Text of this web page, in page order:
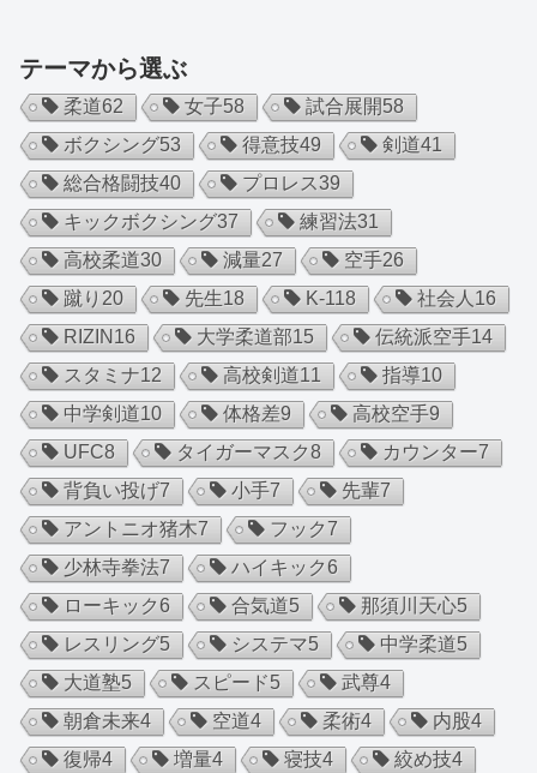
テーマから選ぶ
柔道62 女子58 試合展開58
ボクシング53 得意技49 剣道41
総合格闘技40 プロレス39
キックボクシング37 練習法31
高校柔道30 減量27 空手26
蹴り 20 先生18 K-118 社会人 16
RIZIN 16 大学柔道部15 伝統派空手14
スタミナ12 高校剣道11 指導10
中学剣道10 体格差9 高校空手9
UFC8 タイガーマスク8 カウンター7
背負い投げ7 小手7 先輩7
アントニオ猪木7 フック7
少林寺拳法7 ハイキック6
ローキック6 合気道5 那須川天心5
レスリング5 システマ5 中学柔道5
大道塾5 スピード5 武尊4
朝倉未来4 空道4 柔術4 内股4
復帰4 増量4 寝技4 絞め技4